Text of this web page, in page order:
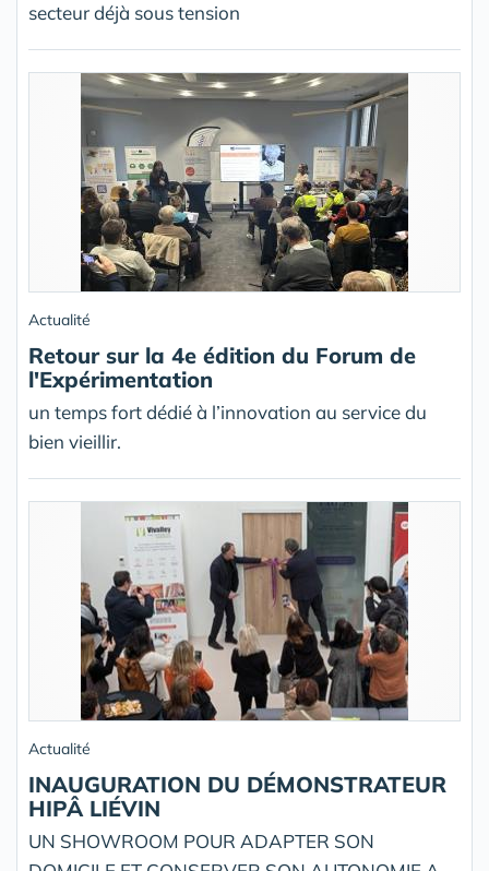
secteur déjà sous tension
Actualité
Retour sur la 4e édition du Forum de
l'Expérimentation
un temps fort dédié à l’innovation au service du
bien vieillir.
Actualité
INAUGURATION DU DÉMONSTRATEUR
HIPÂ LIÉVIN
UN SHOWROOM POUR ADAPTER SON